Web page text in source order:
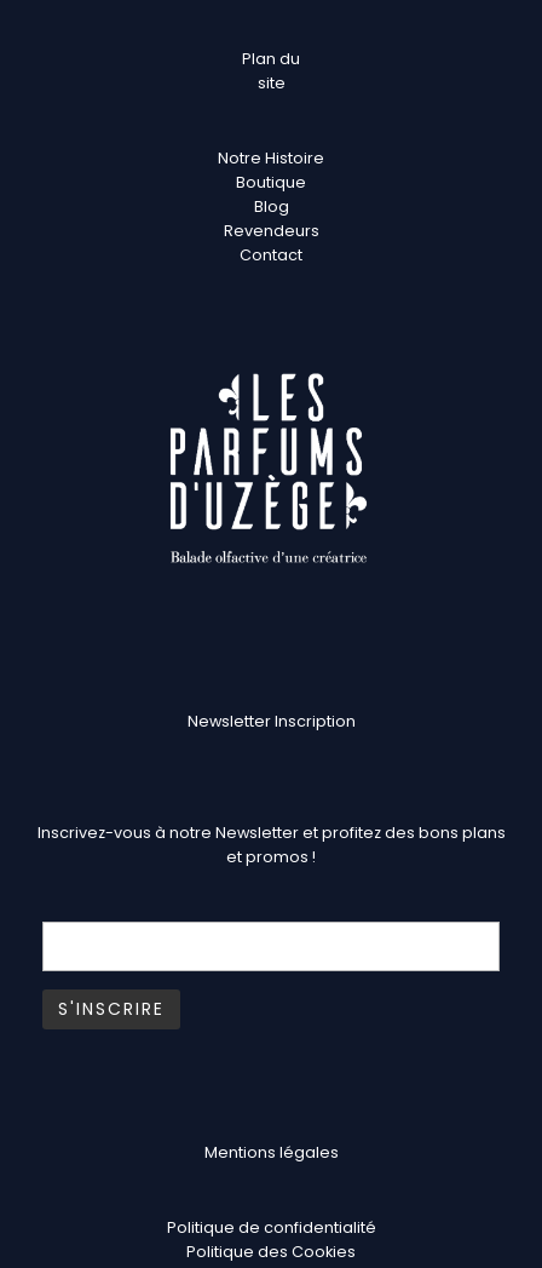
Plan du
site
Notre Histoire
Boutique
Blog
Revendeurs
Contact
Newsletter Inscription
Inscrivez-vous à notre Newsletter et profitez des bons plans
et promos !
Mentions légales
Politique de confidentialité
Politique des Cookies